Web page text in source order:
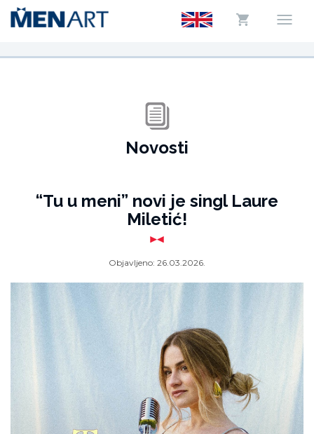
Novosti
“Tu u meni” novi je singl Laure
Miletić!
Objavljeno: 26.03.2026.